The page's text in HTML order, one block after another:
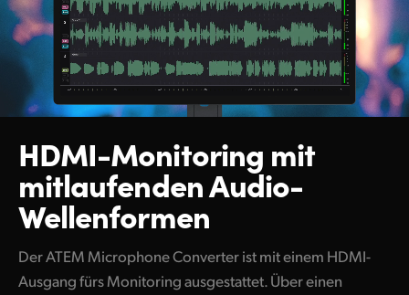
HDMI-Monitoring mit
mitlaufendenAudio-
Wellenformen
Der ATEM Microphone Converter ist mit einem HDMI-
Ausgang fürs Monitoring ausgestattet. Über einen